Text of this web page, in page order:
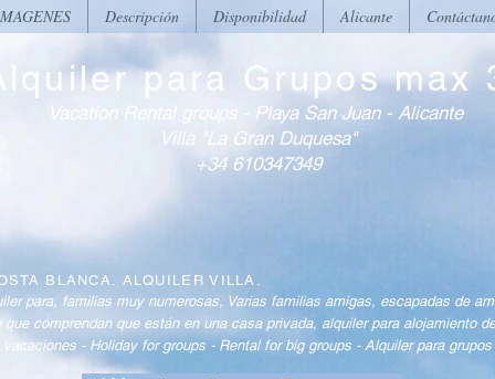
Descripción Disponibilidad Alicante
Alquiler para Grupos max
Vacation Rental groups - Playa San Juan - Alicante
Villa "La Gran Duquesa"
+34 610347349
BLANCA. ALQUILER VILLA.
para, familias muy numerosas, Varias familias amigas, escapadas de
comprendan que están en una casa privada, alquiler para alojamiento
- Holiday for groups - Rental for big groups - Alquiler para